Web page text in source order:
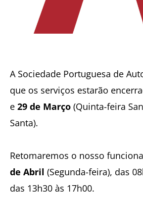
A Sociedade Portuguesa de
que os serviços estarão
e 29 de Março (Quinta-feira
Santa).
Retomaremos o nosso
de Abril (Segunda-feira), das
das 13h30 às 17h00.